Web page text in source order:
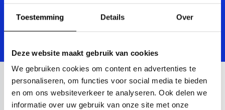
Toestemming Details Over
Deze website maakt gebruik van cookies
We gebruiken cookies om content en advertenties te
personaliseren, om functies voor social media te bieden
en om ons websiteverkeer te analyseren. Ook delen we
informatie over uw gebruik van onze site met onze
Audi e-tron
55 quattro S-Line Shadow Look 95 kWh